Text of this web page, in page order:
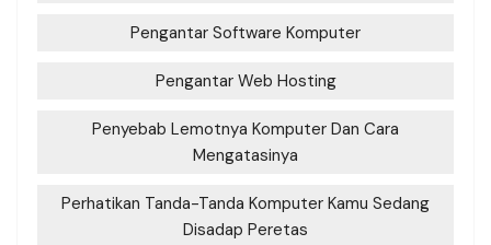
Pengantar Software Komputer
Pengantar Web Hosting
Penyebab Lemotnya Komputer Dan Cara
Mengatasinya
Perhatikan Tanda-Tanda Komputer Kamu Sedang
Disadap Peretas